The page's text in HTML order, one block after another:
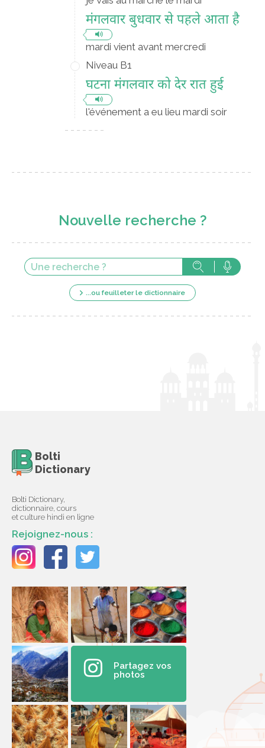
मंगलवार बुधवार से पहले आता है
mardi vient avant mercredi
Niveau B1
घटना मंगलवार को देर रात हुई
l'événement a eu lieu mardi soir
Nouvelle recherche ?
...ou feuilleter le dictionnaire
Bolti
Dictionary
Bolti Dictionary,
dictionnaire, cours
et culture hindi en ligne
Rejoignez-nous :
Partagez vos
photos